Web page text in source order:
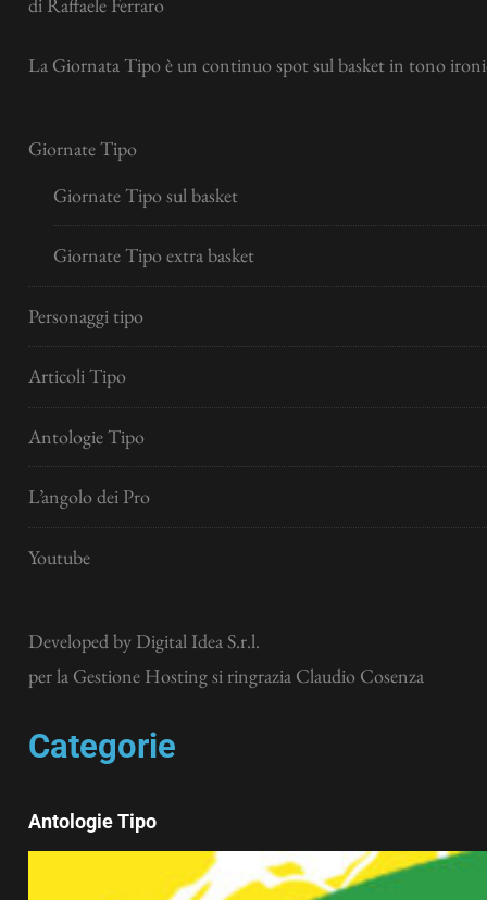
di Raffaele Ferraro
La Giornata Tipo è un continuo spot sul basket in tono
Giornate Tipo
Giornate Tipo sul basket
Giornate Tipo extra basket
Personaggi tipo
Articoli Tipo
Antologie Tipo
L’angolo dei Pro
Youtube
Developed by Digital Idea S.r.l.
per la Gestione Hosting si ringrazia Claudio Cosenza
Categorie
Antologie Tipo